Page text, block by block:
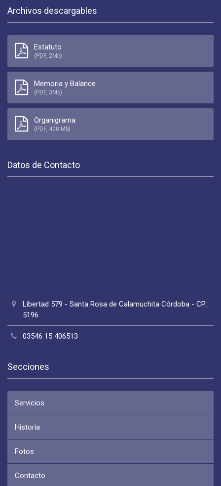
Archivos descargables
Estatuto
(PDF, 2Mb)
Memoria y Balance
(PDF, 3Mb)
Organigrama
(PDF, 400 Mb)
Datos de Contacto
Libertad 579 - Santa Rosa de Calamuchita Córdoba - CP:
5196
03546 15 406513
Secciones
Servicios
Historia
Fotos
Contacto